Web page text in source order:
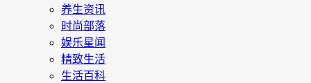
养生资讯
时尚部落
娱乐星闻
精致生活
生活百科